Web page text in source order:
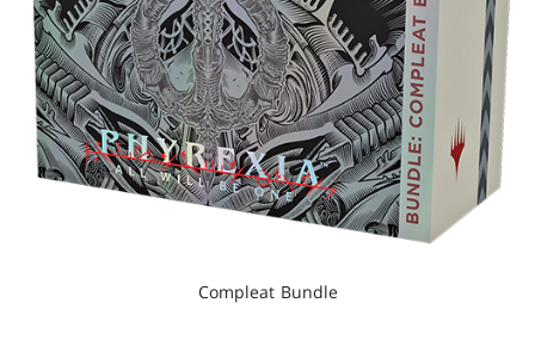
Compleat Bundle